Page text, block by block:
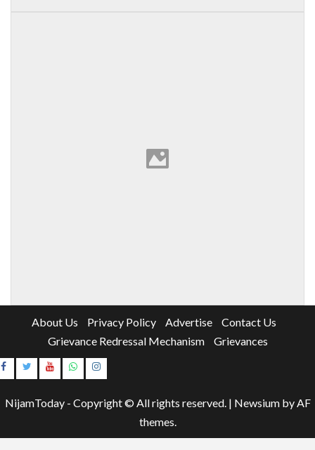
About Us Privacy Policy Advertise
Contact Us
Grievance Redressal Mechanism
Grievances
Instagram
NijamToday - Copyright © All rights reserved. | Newsiumby AF
themes.